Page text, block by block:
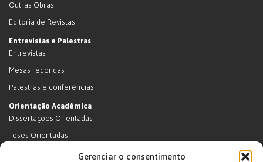
Gerenciar o consentimento
Outras Obras
Editoria de Revistas
Entrevistas e Palestras
Entrevistas
Mesas redondas
Palestras e conferências
Orientação Acadêmica
Dissertações Orientadas
Teses Orientadas
Livros (dissertações e teses)